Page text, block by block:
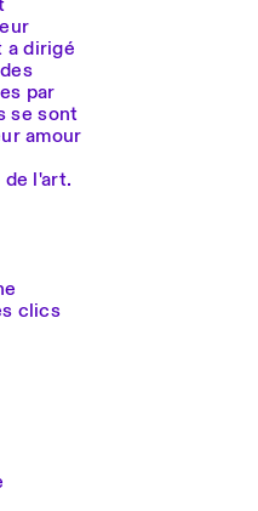
a dirigé
par
se sont
amour
l'art.
clics